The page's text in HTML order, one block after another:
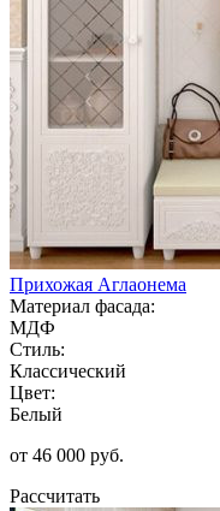
Прихожая Аглаонема
Материал фасада:
МДФ
Стиль:
Классический
Цвет:
Белый
от 46 000 руб.
Рассчитать